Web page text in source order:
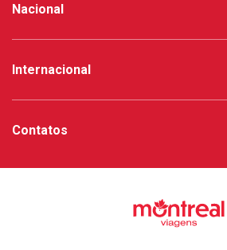
Nacional
Internacional
Contatos